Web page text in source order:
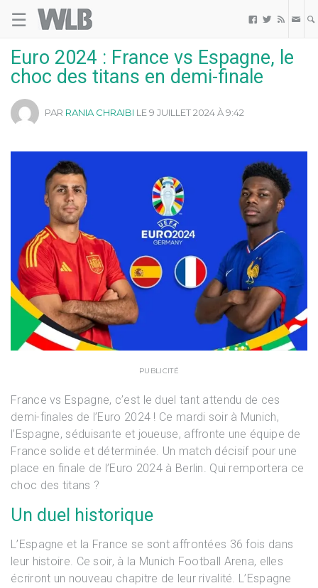
☰   
Euro 2024 : France vs Espagne, le
choc des titans en demi-finale
PAR RANIA CHRAIBI LE 9 JUILLET 2024 À 9:42
PUBLICITÉ
France vs Espagne, c’est le duel tant attendu de ces
demi-finales de l’Euro 2024 ! Ce mardi soir à Munich,
l’Espagne, séduisante et joueuse, affronte une équipe de
France solide et déterminée. Un match décisif pour une
place en finale de l’Euro 2024 à Berlin. Qui remportera ce
choc des titans ?
Un duel historique
L’Espagne et la France se sont affrontées 36 fois dans
leur histoire. Ce soir, à la Munich Football Arena, elles
écriront un nouveau chapitre de leur rivalité. L’Espagne